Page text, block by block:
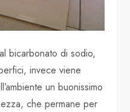
bicarbonato di sodio,
invece viene
un buonissimo
che permane per